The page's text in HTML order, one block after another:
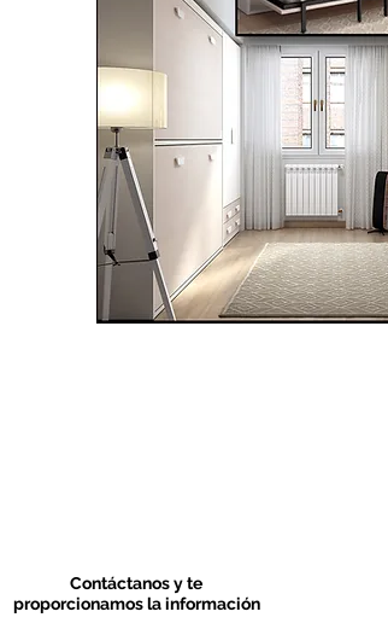
Contáctanos y te
proporcionamos la información